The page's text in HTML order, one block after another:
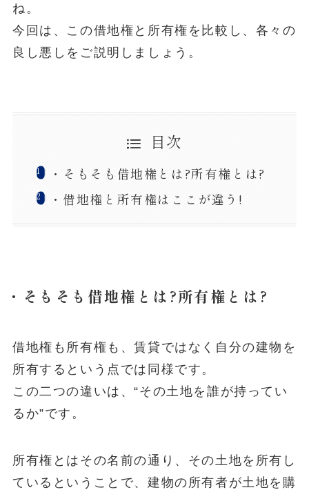
ね。
今回は、この借地権と所有権を比較し、各々の
良し悪しをご説明しましょう。
目次
・そもそも借地権とは?所有権とは?
・借地権と所有権はここが違う!
・そもそも借地権とは?所有権とは?
借地権も所有権も、賃貸ではなく自分の建物を
所有するという点では同様です。
この二つの違いは、“その土地を誰が持ってい
るか”です。
所有権とはその名前の通り、その土地を所有し
ているということで、建物の所有者が土地を購